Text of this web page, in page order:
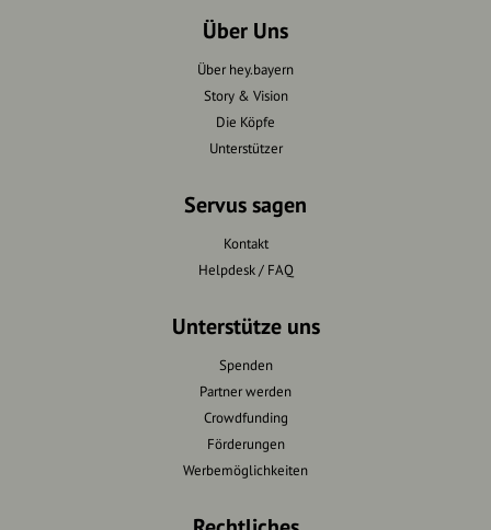
Über Uns
Über hey.bayern
Story & Vision
Die Köpfe
Unterstützer
Servus sagen
Kontakt
Helpdesk / FAQ
Unterstütze uns
Spenden
Partner werden
Crowdfunding
Förderungen
Werbemöglichkeiten